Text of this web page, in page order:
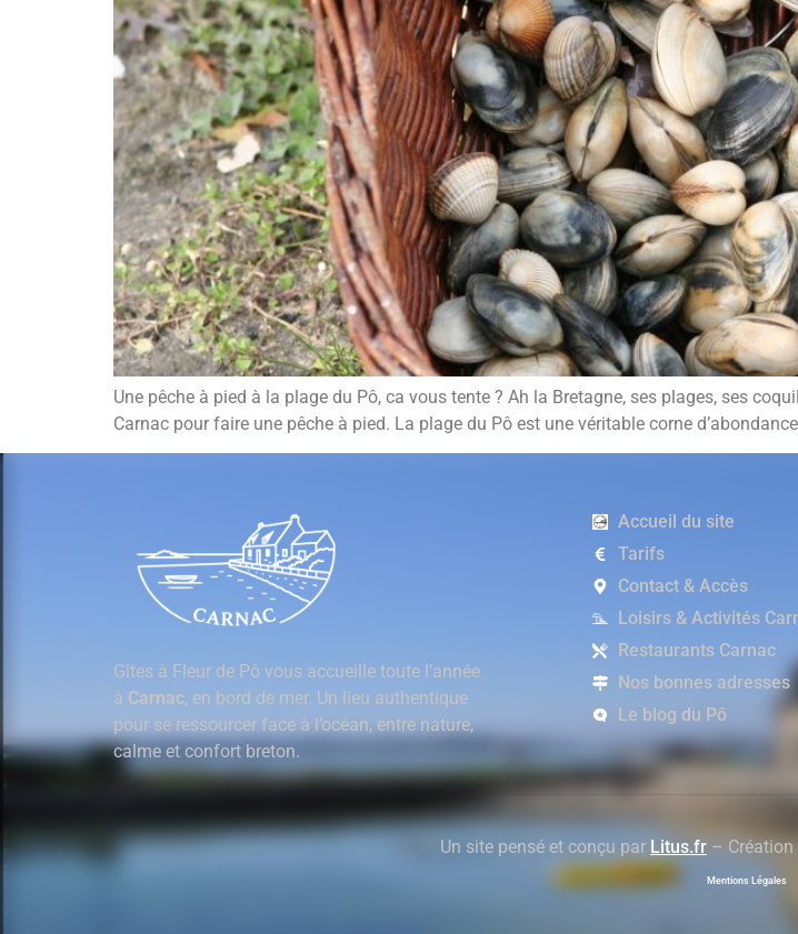
Une pêche à pied à la plage du Pô, ca vous tente ? Ah la Bretagne, ses plages, ses
Carnac pour faire une pêche à pied. La plage du Pô est une véritable corne
Gîtes à Fleur de Pô vous accueille toute l’année
à Carnac, en bord de mer. Un lieu authentique
pour se ressourcer face à l’océan, entre nature,
calme et confort breton.
Accueil du site
Tarifs
Contact & Accès
Loisirs & Activités
Restaurants Carnac
Nos bonnes adresses
Le blog du Pô
Un site pensé et conçu par Litus.fr –
Mentions Légales